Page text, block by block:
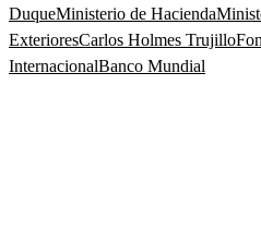
DuqueMinisterio de Hacienda
ExterioresCarlos Holmes Trujillo
InternacionalBanco Mundial